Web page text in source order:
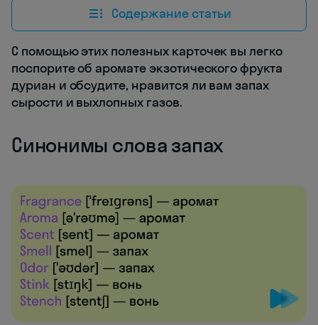
Содержание статьи
С помощью этих полезных карточек вы легко
поспорите об аромате экзотического фрукта
дуриан и обсудите, нравится ли вам запах
сырости и выхлопных газов.
Синонимы слова запах